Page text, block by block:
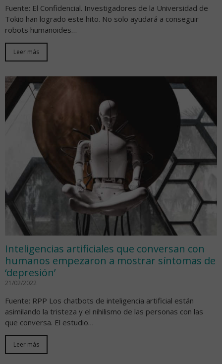
Fuente: El Confidencial. Investigadores de la Universidad de
Tokio han logrado este hito. No solo ayudará a conseguir
robots humanoides…
Leer más
Inteligencias artificiales que conversan con
humanos empezaron a mostrar síntomas de
‘depresión’
21/02/2022
Fuente: RPP Los chatbots de inteligencia artificial están
asimilando la tristeza y el nihilismo de las personas con las
que conversa. El estudio…
Leer más